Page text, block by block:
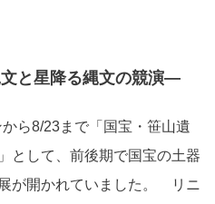
と星降る縄文の競演―
ら8/23まで「国宝・笹山遺
として、前後期で国宝の土器
が開かれていました。 リニ